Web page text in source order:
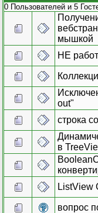
0 Пользователей и 5
мышкой
НЕ
out"
строка
в
ListView
вопрос